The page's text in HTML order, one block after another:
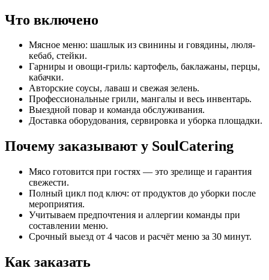
Что включено
Мясное меню: шашлык из свинины и говядины, люля-
кебаб, стейки.
Гарниры и овощи-гриль: картофель, баклажаны, перцы,
кабачки.
Авторские соусы, лаваш и свежая зелень.
Профессиональные грили, мангалы и весь инвентарь.
Выездной повар и команда обслуживания.
Доставка оборудования, сервировка и уборка площадки.
Почему заказывают у SoulCatering
Мясо готовится при гостях — это зрелище и гарантия
свежести.
Полный цикл под ключ: от продуктов до уборки после
мероприятия.
Учитываем предпочтения и аллергии команды при
составлении меню.
Срочный выезд от 4 часов и расчёт меню за 30 минут.
Как заказать